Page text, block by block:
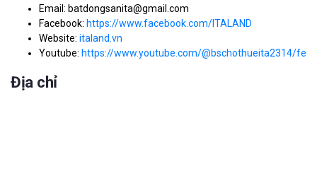
Email: batdongsanita@gmail.com
Facebook: https://www.facebook.com/ITALAND
Website: italand.vn
Youtube: https://www.youtube.com/@bschothueita2314/
Địa chỉ